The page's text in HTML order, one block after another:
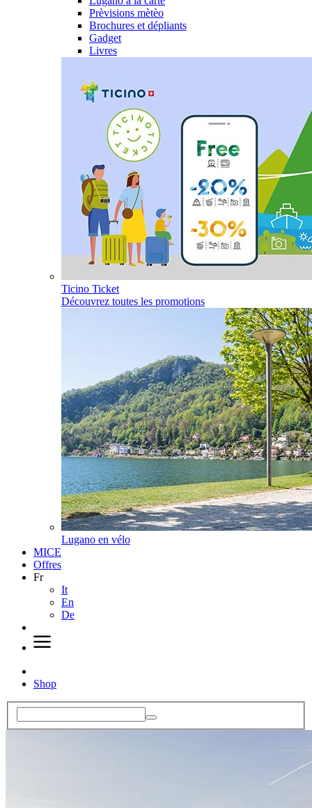
Prèvisions mètèo
Brochures et dépliants
Gadget
Livres
Ticino Ticket
Découvrez toutes les promotions
Lugano en vélo
MICE
Offres
Fr
It
En
De
Shop